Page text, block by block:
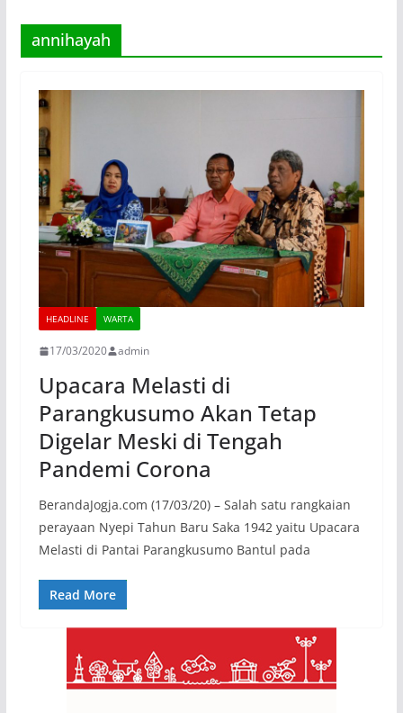
annihayah
HEADLINE WARTA
17/03/2020 admin
Upacara Melasti di
Parangkusumo Akan Tetap
Digelar Meski di Tengah
Pandemi Corona
BerandaJogja.com (17/03/20) – Salah satu rangkaian
perayaan Nyepi Tahun Baru Saka 1942 yaitu Upacara
Melasti di Pantai Parangkusumo Bantul pada
Read More